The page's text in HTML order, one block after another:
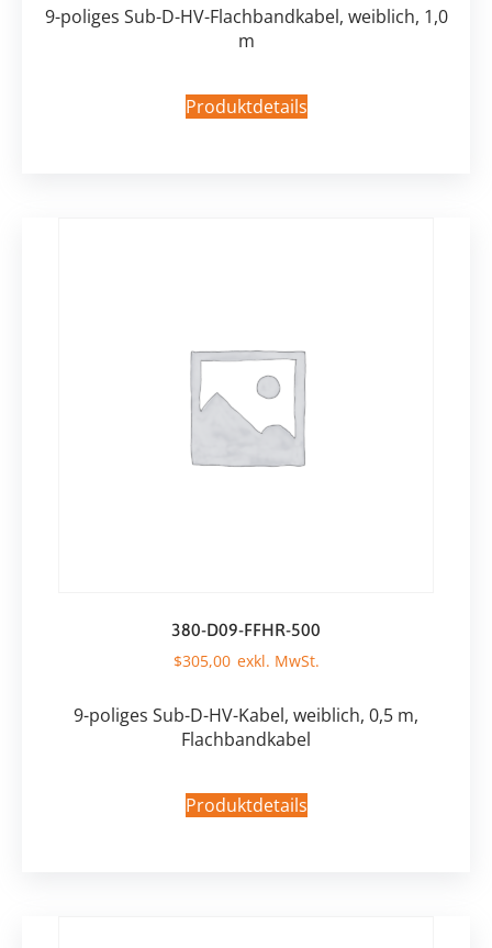
9-poliges Sub-D-HV-Flachbandkabel, weiblich, 1,0
m
Produktdetails
380-D09-FFHR-500
$305,00
9-poliges Sub-D-HV-Kabel, weiblich, 0,5 m,
Flachbandkabel
Produktdetails